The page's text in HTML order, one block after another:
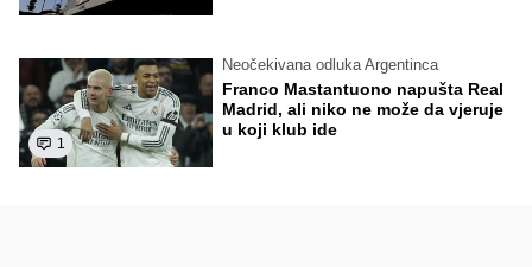
1
Neočekivana odluka Argentinca
Franco Mastantuono napušta Real
Madrid, ali niko ne može da vjeruje
u koji klub ide